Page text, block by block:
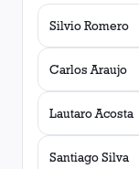
Silvio Romero
Carlos Araujo
Lautaro Acosta
Santiago Silva